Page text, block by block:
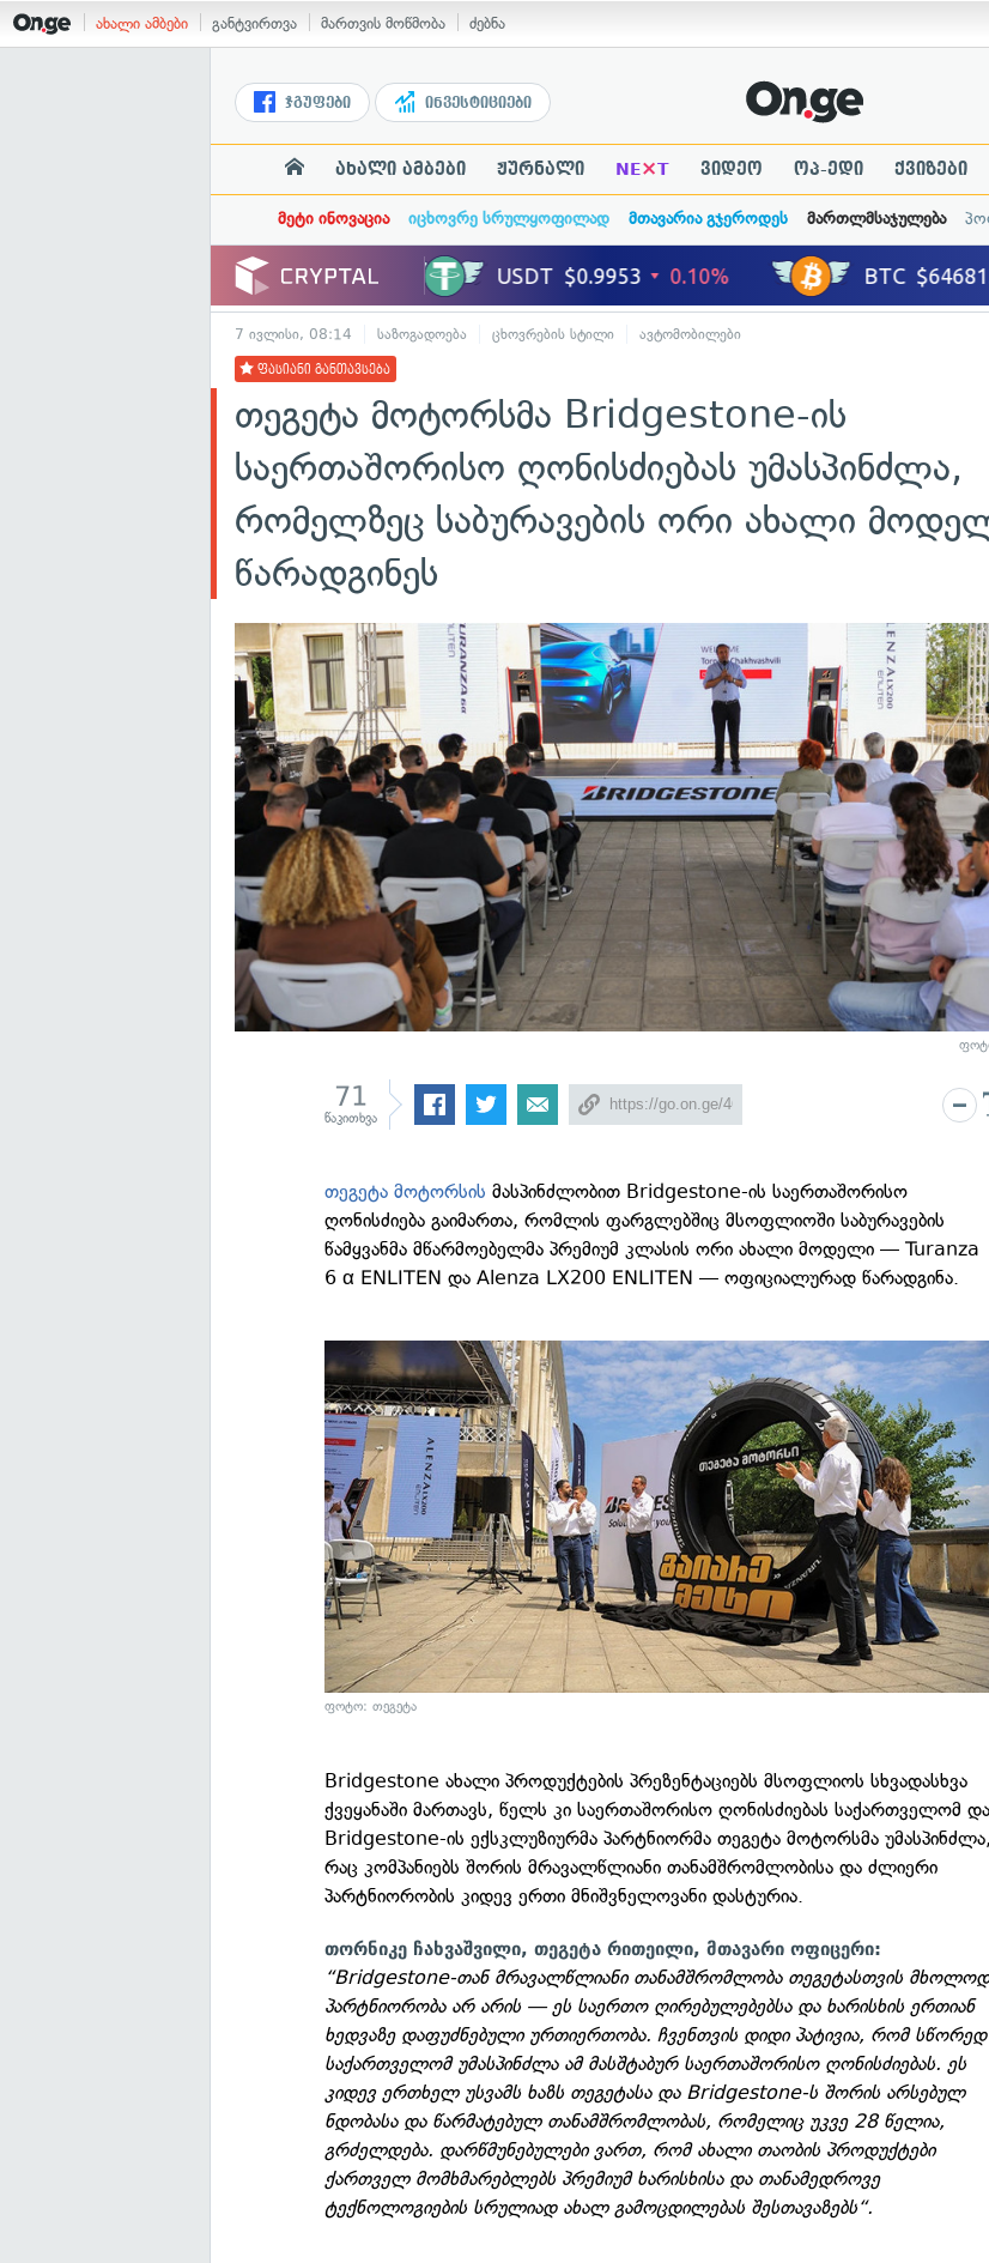
ახალი ამბები განტვირთვა მართვის მოწმობა ძებნა
ჯგუფები ინვესტიციები
ახალი ამბები ჟურნალი NE×T ვიდეო ოპ-ედი ქვიზები
მეტი ინოვაცია იცხოვრე სრულყოფილად მთავარია გჯეროდეს მართლმსაჯულება
7 ივლისი, 08:14 საზოგადოება ცხოვრების სტილი ავტომობილები
ფასიანი განთავსება
თეგეტა მოტორსმა Bridgestone-ის
საერთაშორისო ღონისძიებას უმასპინძლა,
რომელზეც საბურავების ორი ახალი
წარადგინეს
71
წაკითხვა
თეგეტა მოტორსისმასპინძლობით Bridgestone-ის საერთაშორისო
ღონისძიება გაიმართა, რომლის ფარგლებშიც მსოფლიოში საბურავების
წამყვანმა მწარმოებელმა პრემიუმ კლასის ორი ახალი მოდელი — Turanza
6 α ENLITEN და Alenza LX200 ENLITEN — ოფიციალურად წარადგინა.
ფოტო: თეგეტა
Bridgestone ახალი პროდუქტების პრეზენტაციებს მსოფლიოს სხვადასხვა
ქვეყანაში მართავს, წელს კი საერთაშორისო ღონისძიებას საქართველომ და
Bridgestone-ის ექსკლუზიურმა პარტნიორმა თეგეტა მოტორსმა უმასპინძლა,
რაც კომპანიებს შორის მრავალწლიანი თანამშრომლობისა და ძლიერი
პარტნიორობის კიდევ ერთი მნიშვნელოვანი დასტურია.
თორნიკე ჩახვაშვილი, თეგეტა რითეილი, მთავარი ოფიცერი:
“Bridgestone-თან მრავალწლიანი თანამშრომლობა თეგეტასთვის
პარტნიორობა არ არის — ეს საერთო ღირებულებებსა და ხარისხის ერთიან
ხედვაზე დაფუძნებული ურთიერთობა. ჩვენთვის დიდი პატივია, რომ სწორედ
საქართველომ უმასპინძლა ამ მასშტაბურ საერთაშორისო ღონისძიებას. ეს
კიდევ ერთხელ უსვამს ხაზს თეგეტასა და Bridgestone-ს შორის არსებულ
ნდობასა და წარმატებულ თანამშრომლობას, რომელიც უკვე 28 წელია,
გრძელდება. დარწმუნებულები ვართ, რომ ახალი თაობის პროდუქტები
ქართველ მომხმარებლებს პრემიუმ ხარისხისა და თანამედროვე
ტექნოლოგიების სრულიად ახალ გამოცდილებას შესთავაზებს“.